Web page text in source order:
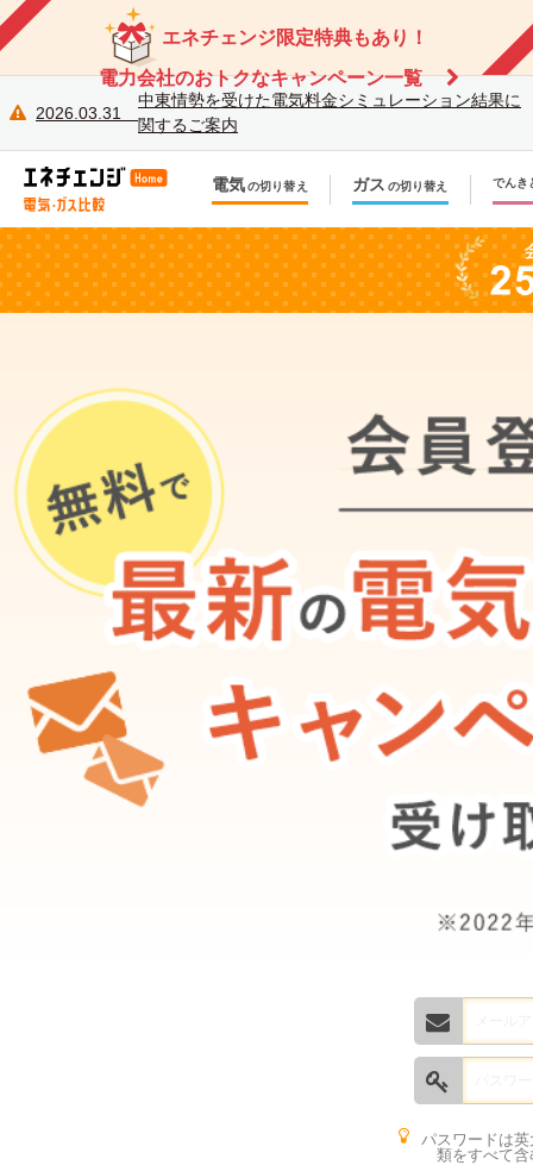
エネチェンジ限定特典もあり！
電力会社のおトクなキャンペーン一覧
2026.03.31
中東情勢を受けた電気料金シミュレーション結果に
関するご案内
電気の切り替え
引越しで新しく申し込み
ガス の切り替え
引越しで新しく申し込み
でんき
パスワードは
類をすべて